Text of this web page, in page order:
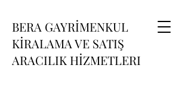
BERA GAYRİMENKUL
KİRALAMA VE SATIŞ
ARACILIK HİZMETLERI